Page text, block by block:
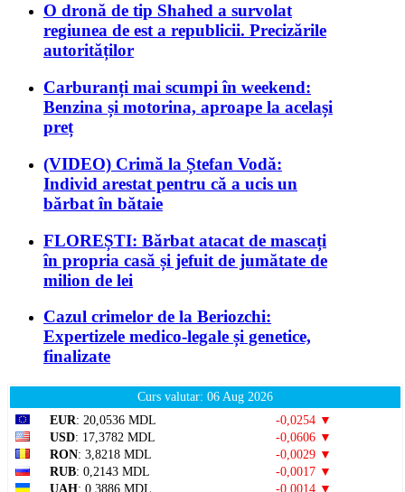
O dronă de tip Shahed a survolat
regiunea de est a republicii. Precizările
autorităților
Carburanți mai scumpi în weekend:
Benzina și motorina, aproape la același
preț
(VIDEO) Crimă la Ștefan Vodă:
Individ arestat pentru că a ucis un
bărbat în bătaie
FLOREȘTI: Bărbat atacat de mascați
în propria casă și jefuit de jumătate de
milion de lei
Cazul crimelor de la Beriozchi:
Expertizele medico-legale și genetice,
finalizate
Curs valutar: 06 Aug 2026
EUR: 20,0536 MDL
-0,0254 ▼
USD: 17,3782 MDL
-0,0606 ▼
RON: 3,8218 MDL
-0,0029 ▼
RUB: 0,2143 MDL
-0,0017 ▼
UAH: 0,3886 MDL
-0,0014 ▼